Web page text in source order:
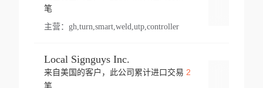
笔
主营： gh,turn,smart,weld,utp,controller
Local Signguys Inc.
来自美国的客户，此公司累计进口交易 2
笔